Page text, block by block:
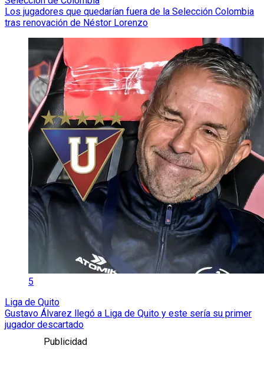
Los jugadores que quedarían fuera de la Selección Colombia
tras renovación de Néstor Lorenzo
5
Liga de Quito
Gustavo Álvarez llegó a Liga de Quito y este sería su primer
jugador descartado
Publicidad